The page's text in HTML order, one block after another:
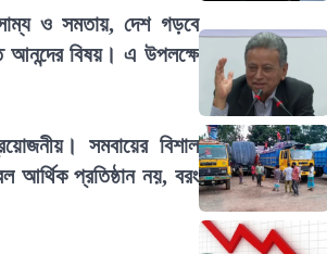
ও সমতায়, দেশ গড়বে
আনন্দের বিষয়। এ উপলক্ষে
সমবায়ের বিশাল
আর্থিক প্রতিষ্ঠান নয়, বরং